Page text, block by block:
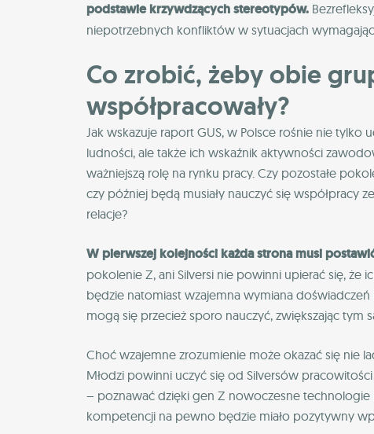
podstawie krzywdzących stereotypów.
niepotrzebnych konfliktów w sytuacjach
Co zrobić, żeby obie
współpracowały?
Jak wskazuje raport GUS, w Polsce rośnie nie
ludności, ale także ich wskaźnik aktywności
ważniejszą rolę na rynku pracy. Czy pozostałe
czy później będą musiały nauczyć się współpracy
relacje?
W pierwszej kolejności każda strona musi
pokolenie Z, ani Silversi nie powinni upierać się, że
będzie natomiast wzajemna wymiana
mogą się przecież sporo nauczyć, zwiększając tym
Choć wzajemne zrozumienie może okazać się nie
Młodzi powinni uczyć się od Silversów
– poznawać dzięki gen Z nowoczesne
kompetencji na pewno będzie miało pozytywny